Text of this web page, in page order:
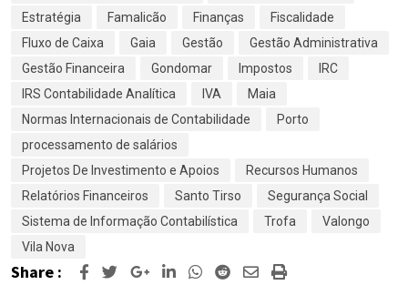
Estratégia
Famalicão Finanças
Fiscalidade
Fluxo de Caixa
Gaia Gestão
Gestão Administrativa
Gestão Financeira
Gondomar Impostos
IRC
IRS Contabilidade Analítica
IVA
Maia
Normas Internacionais de Contabilidade
Porto
processamento de salários
Projetos De Investimento e Apoios
Recursos Humanos
Relatórios Financeiros
Santo Tirso
Segurança Social
Sistema de Informação Contabilística
Trofa
Valongo
Vila Nova
Share : Google+LinkedInWhatsapp
RedditSharePrint